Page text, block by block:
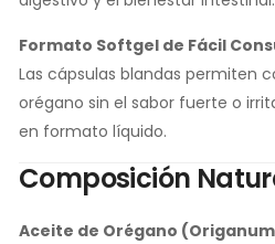
Formato Softgel de Fácil
Las cápsulas blandas permiten
orégano sin el sabor fuerte o
en formato líquido.
Composición
Aceite de Orégano